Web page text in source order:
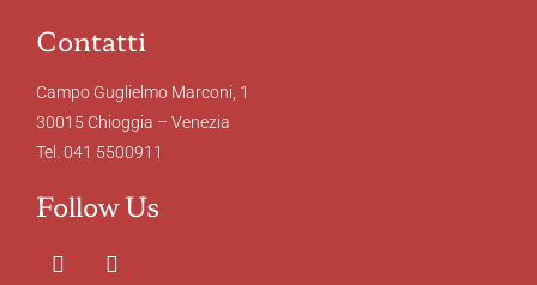
Contatti
Campo Guglielmo Marconi, 1
30015 Chioggia – Venezia
Tel. 041 5500911
Follow Us